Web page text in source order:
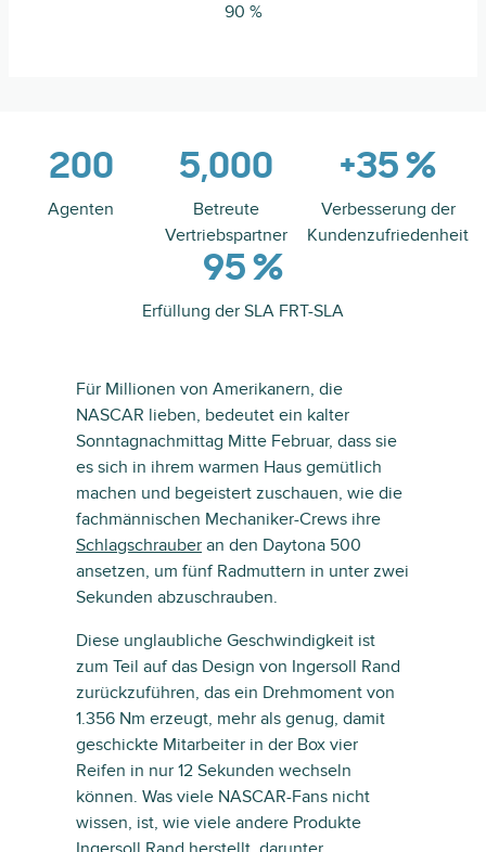
90 %
200
Agenten
5,000
Betreute
Vertriebspartner
+35 %
Verbesserung der
Kundenzufriedenheit
95 %
Erfüllung der SLA FRT-SLA
Für Millionen von Amerikanern, die
NASCAR lieben, bedeutet ein kalter
Sonntagnachmittag Mitte Februar, dass sie
es sich in ihrem warmen Haus gemütlich
machen und begeistert zuschauen, wie die
fachmännischen Mechaniker-Crews ihre
Schlagschrauber an den Daytona 500
ansetzen, um fünf Radmuttern in unter zwei
Sekunden abzuschrauben.
Diese unglaubliche Geschwindigkeit ist
zum Teil auf das Design von Ingersoll Rand
zurückzuführen, das ein Drehmoment von
1.356 Nm erzeugt, mehr als genug, damit
geschickte Mitarbeiter in der Box vier
Reifen in nur 12 Sekunden wechseln
können. Was viele NASCAR-Fans nicht
wissen, ist, wie viele andere Produkte